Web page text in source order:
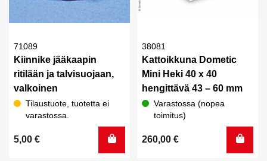
71089
Kiinnike jääkaapin
ritilään ja talvisuojaan,
valkoinen
Tilaustuote, tuotetta ei
varastossa.
5,00 €
38081
Kattoikkuna Dometic
Mini Heki 40 x 40
hengittävä 43 – 60 mm
Varastossa (nopea
toimitus)
260,00 €